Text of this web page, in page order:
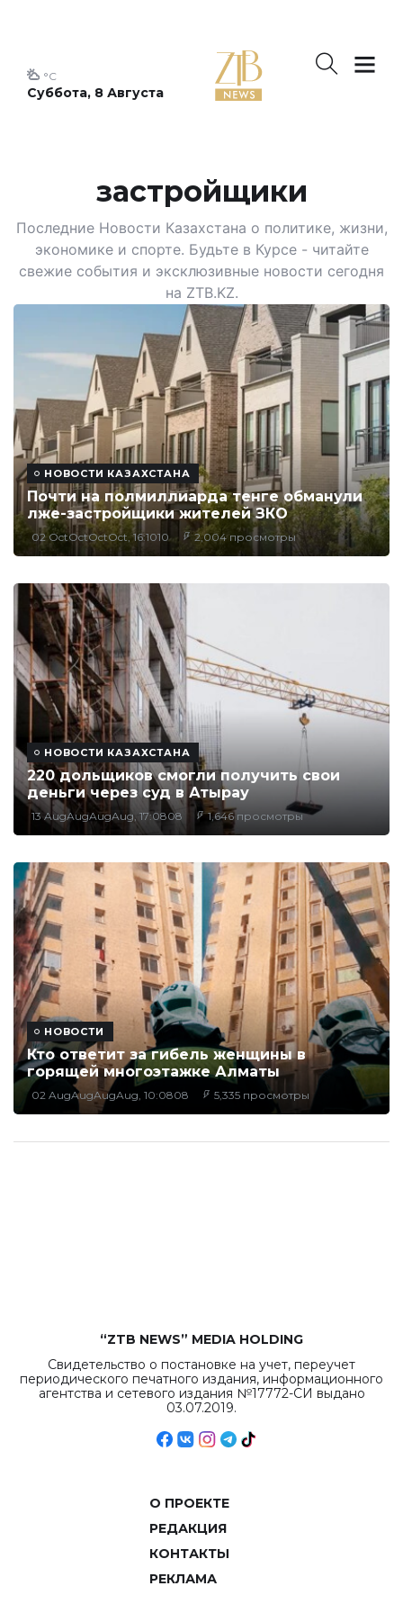
Суббота, 8 Августа
°C
застройщики
Последние Новости Казахстана о политике, жизни,
экономике и спорте. Будьте в Курсе - читайте
свежие события и эксклюзивные новости сегодня
на ZTB.KZ.
НОВОСТИ КАЗАХСТАНА
Почти на полмиллиарда тенге обманули
лже-застройщики жителей ЗКО
02 OctOctOctOct, 16:1010 2,004 просмотры
НОВОСТИ КАЗАХСТАНА
220 дольщиков смогли получить свои
деньги через суд в Атырау
13 AugAugAugAug, 17:0808 1,646 просмотры
НОВОСТИ
Кто ответит за гибель женщины в
горящей многоэтажке Алматы
02 AugAugAugAug, 10:0808 5,335 просмотры
“ZTB NEWS” MEDIA HOLDING
Свидетельство о постановке на учет, переучет
периодического печатного издания, информационного
агентства и сетевого издания №17772-СИ выдано
03.07.2019.
О ПРОЕКТЕ
РЕДАКЦИЯ
КОНТАКТЫ
РЕКЛАМА